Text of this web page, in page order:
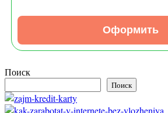
Оформить
Поиск
Поиск